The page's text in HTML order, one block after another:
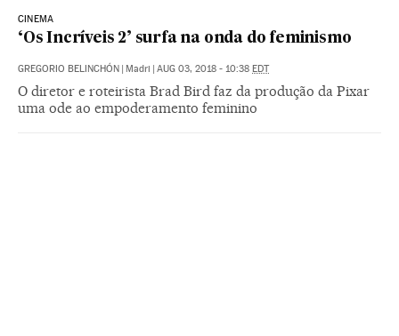
CINEMA
‘Os Incríveis 2’ surfa na onda do feminismo
GREGORIO BELINCHÓN | Madri | AUG 03, 2018 - 10:38 EDT
O diretor e roteirista Brad Bird faz da produção da Pixar
uma ode ao empoderamento feminino